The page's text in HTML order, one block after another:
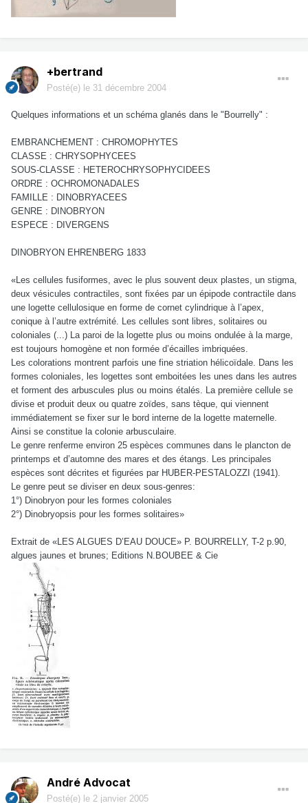
+bertrand
Posté(e) le 31 décembre 2004
Quelques informations et un schéma glanés dans le "Bourrelly" :
EMBRANCHEMENT : CHROMOPHYTES
CLASSE : CHRYSOPHYCEES
SOUS-CLASSE : HETEROCHRYSOPHYCIDEES
ORDRE : OCHROMONADALES
FAMILLE : DINOBRYACEES
GENRE : DINOBRYON
ESPECE : DIVERGENS
DINOBRYON EHRENBERG 1833
«Les cellules fusiformes, avec le plus souvent deux plastes, un stigma,
deux vésicules contractiles, sont fixées par un épipode contractile dans
une logette cellulosique en forme de cornet cylindrique à l’apex,
conique à l’autre extrémité. Les cellules sont libres, solitaires ou
coloniales (...) La paroi de la logette plus ou moins ondulée à la marge,
est toujours homogène et non formée d’écailles imbriquées.
Les colorations montrent parfois une fine striation hélicoïdale. Dans les
formes coloniales, les logettes sont emboitées les unes dans les autres
et forment des arbuscules plus ou moins étalés. La première cellule se
divise et produit deux ou quatre zoïdes, sans tèque, qui viennent
immédiatement se fixer sur le bord interne de la logette maternelle.
Ainsi se constitue la colonie arbusculaire.
Le genre renferme environ 25 espèces communes dans le plancton de
printemps et d’automne des mares et des étangs. Les principales
espèces sont décrites et figurées par HUBER-PESTALOZZI (1941).
Le genre peut se diviser en deux sous-genres:
1°) Dinobryon pour les formes coloniales
2°) Dinobryopsis pour les formes solitaires»
Extrait de «LES ALGUES D’EAU DOUCE» P. BOURRELLY, T-2 p.90,
algues jaunes et brunes; Editions N.BOUBEE & Cie
André Advocat
Posté(e) le 2 janvier 2005